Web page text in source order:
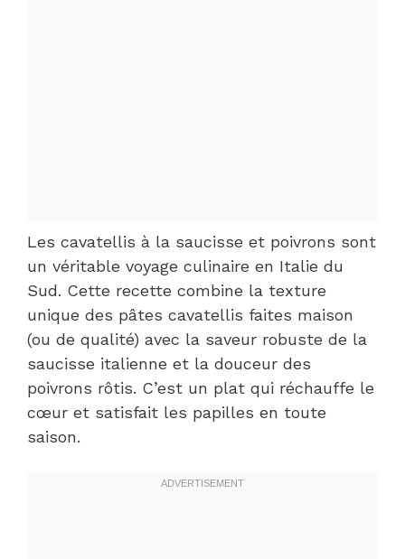
Les cavatellis à la saucisse et poivrons sont
un véritable voyage culinaire en Italie du
Sud. Cette recette combine la texture
unique des pâtes cavatellis faites maison
(ou de qualité) avec la saveur robuste de la
saucisse italienne et la douceur des
poivrons rôtis. C’est un plat qui réchauffe le
cœur et satisfait les papilles en toute
saison.